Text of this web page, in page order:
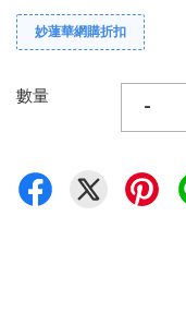
妙蓮華網購折扣
數量 -